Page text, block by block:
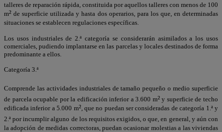
talleres de reparación rápida, constituida por aquellos talleres con menos de 100
m² de superficie utilizada y hasta dos operarios, para los que, en determinadas
situaciones se establecen regulaciones específicas.
Los usos industriales de 2.ª categoría se considerarán asimilados a los usos
comerciales, pudiendo implantarse en las parcelas y locales destinados de forma
predominante a ellos.
Categoría 3.ª
Comprende las actividades industriales de tamaño pequeño o medio superficie
de parcela ocupable por la edificación inferior a 3.600 m²y superficie de techo
edificada inferior a 5.000 m², que no puedan ser consideradas de categoría 1.ª y
2.ª por incumplir alguno de los requisitos exigidos, o que, en general, y aún con
la adopción de medidas correctoras, puedan ocasionar molestias a las viviendas